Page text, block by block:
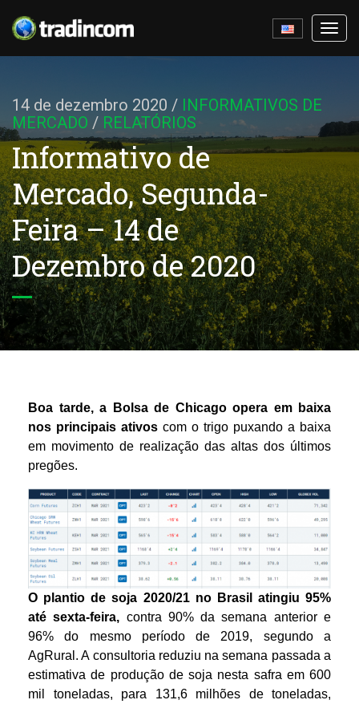
14 de dezembro 2020 / INFORMATIVOS DE
MERCADO / RELATÓRIOS
Informativo de
Mercado, Segunda-
Feira – 14 de
Dezembro de 2020
Boa tarde, a Bolsa de Chicago opera em baixa
nos principais ativos com o trigo puxando a baixa
em movimento de realização das altas dos últimos
pregões.
O plantio de soja 2020/21 no Brasil atingiu 95%
até sexta-feira, contra 90% da semana anterior e
96% do mesmo período de 2019, segundo a
AgRural. A consultoria reduziu na semana passada a
estimativa de produção de soja nesta safra em 600
mil toneladas, para 131,6 milhões de toneladas,